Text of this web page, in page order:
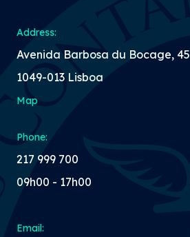
Address:
Avenida Barbosa du Bocage, 45
1049-013 Lisboa
Map
Phone:
217 999 700
09h00 - 17h00
Email: